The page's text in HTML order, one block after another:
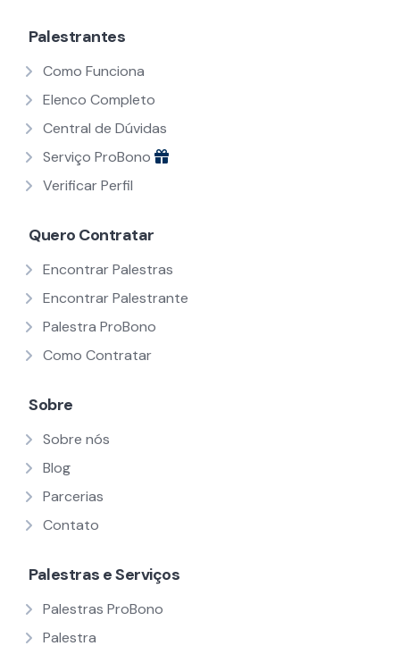
Palestrantes
Como Funciona
Elenco Completo
Central de Dúvidas
Serviço ProBono
Verificar Perfil
Quero Contratar
Encontrar Palestras
Encontrar Palestrante
Palestra ProBono
Como Contratar
Sobre
Sobre nós
Blog
Parcerias
Contato
Palestras e Serviços
Palestras ProBono
Palestra